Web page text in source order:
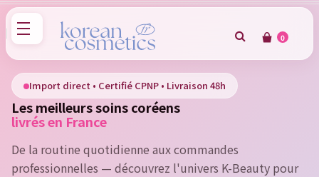
0
Import direct • Certifié CPNP • Livraison 48h
Les meilleurs soins coréens
livrés en France
De la routine quotidienne aux commandes
professionnelles — découvrez l'univers K-Beauty pour
Sign in
You need to be logged in to save products in your wish
list.